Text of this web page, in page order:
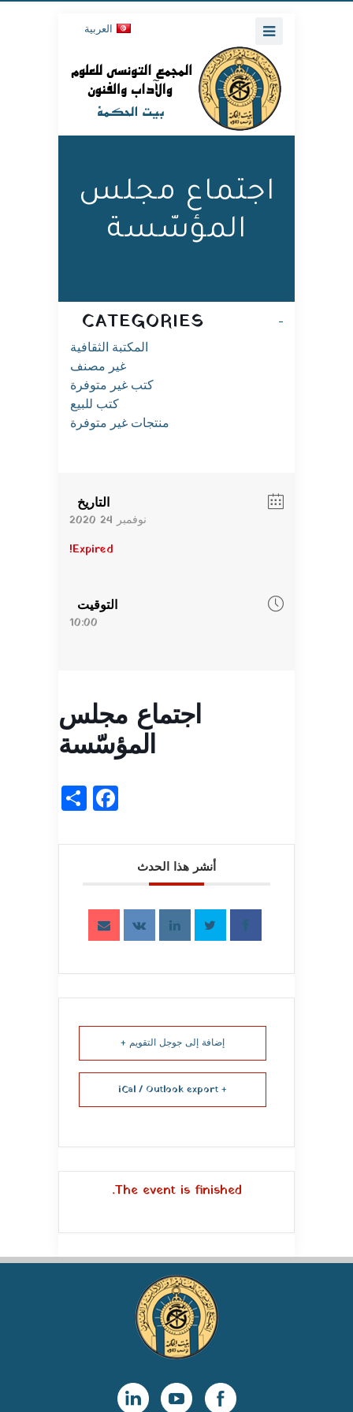
العربية
اجتماع مجلس
المؤسّسة
CATEGORIES
المكتبة الثقافية
غير مصنف
كتب غير متوفرة
كتب للبيع
منتجات غير متوفرة
التاريخ
نوفمبر 24 2020
Expired!
التوقيت
10:00
اجتماع مجلس
المؤسّسة
أنشر هذا الحدث
إضافة إلى جوجل التقويم +
+ iCal / Outlook export
The event is finished.